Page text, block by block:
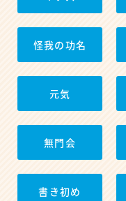
怪我の功名
元気
無門会
書き初め